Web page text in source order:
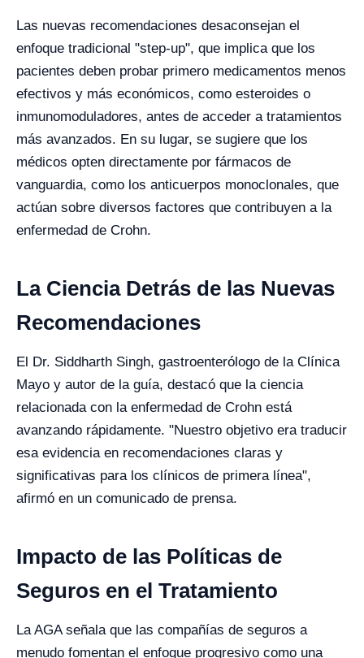
Las nuevas recomendaciones desaconsejan el
enfoque tradicional "step-up", que implica que los
pacientes deben probar primero medicamentos menos
efectivos y más económicos, como esteroides o
inmunomoduladores, antes de acceder a tratamientos
más avanzados. En su lugar, se sugiere que los
médicos opten directamente por fármacos de
vanguardia, como los anticuerpos monoclonales, que
actúan sobre diversos factores que contribuyen a la
enfermedad de Crohn.
La Ciencia Detrás de las Nuevas
Recomendaciones
El Dr. Siddharth Singh, gastroenterólogo de la Clínica
Mayo y autor de la guía, destacó que la ciencia
relacionada con la enfermedad de Crohn está
avanzando rápidamente. "Nuestro objetivo era traducir
esa evidencia en recomendaciones claras y
significativas para los clínicos de primera línea",
afirmó en un comunicado de prensa.
Impacto de las Políticas de
Seguros en el Tratamiento
La AGA señala que las compañías de seguros a
menudo fomentan el enfoque progresivo como una